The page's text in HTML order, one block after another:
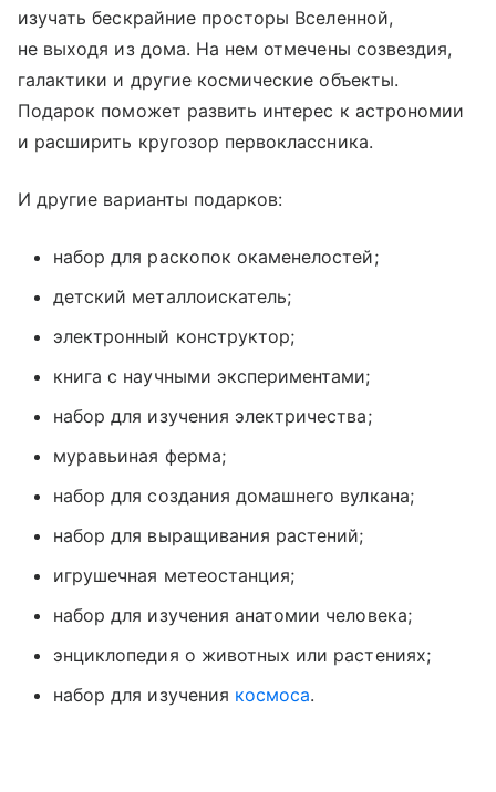
изучать бескрайние просторы Вселенной,
не выходя из дома. На нем отмечены созвездия,
галактики и другие космические объекты.
Подарок поможет развить интерес к астрономии
и расширить кругозор первоклассника.
И другие варианты подарков:
набор для раскопок окаменелостей;
детский металлоискатель;
электронный конструктор;
книга с научными экспериментами;
набор для изучения электричества;
муравьиная ферма;
набор для создания домашнего вулкана;
набор для выращивания растений;
игрушечная метеостанция;
набор для изучения анатомии человека;
энциклопедия о животных или растениях;
набор для изучения космоса.